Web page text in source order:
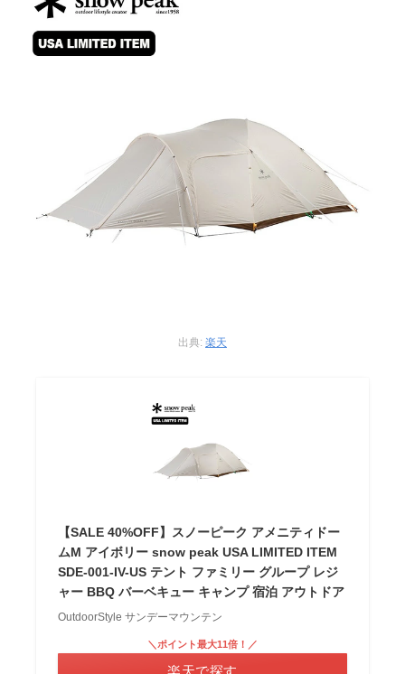
出典: 楽天
【SALE 40%OFF】スノーピーク アメニティドー
ムM アイボリー snow peak USA LIMITED ITEM
SDE-001-IV-US テント ファミリー グループ レジ
ャー BBQ バーベキュー キャンプ 宿泊 アウトドア
OutdoorStyle サンデーマウンテン
＼ポイント最大11倍！／
楽天で探す